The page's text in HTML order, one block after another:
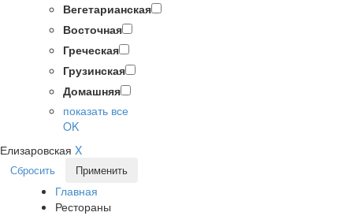
Вегетарианская
Восточная
Греческая
Грузинская
Домашняя
показать все
OK
Елизаровская X
Сбросить Применить
Главная
Рестораны